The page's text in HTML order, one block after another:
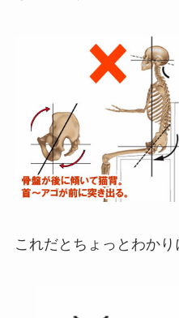
これだとちょっとわかり